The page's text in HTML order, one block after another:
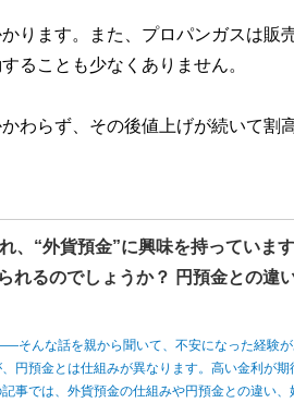
ります。また、プロパンガスは販
ることも少なくありません。
わらず、その後値上げが続いて割
、“外貨預金”に興味を持っています
れるのでしょうか？ 円預金との違
そんな話を親から聞いて、不安になった経験が
円預金とは仕組みが異なります。高い金利が期
事では、外貨預金の仕組みや円預金との違い、